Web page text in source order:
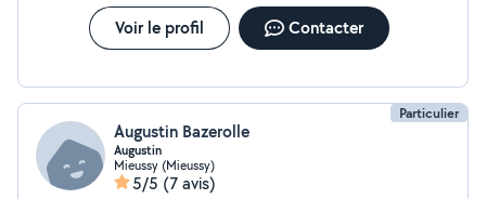
Voir le profil Contacter
Particulier
Augustin Bazerolle
Augustin
Mieussy (Mieussy)
5/5 (7 avis)